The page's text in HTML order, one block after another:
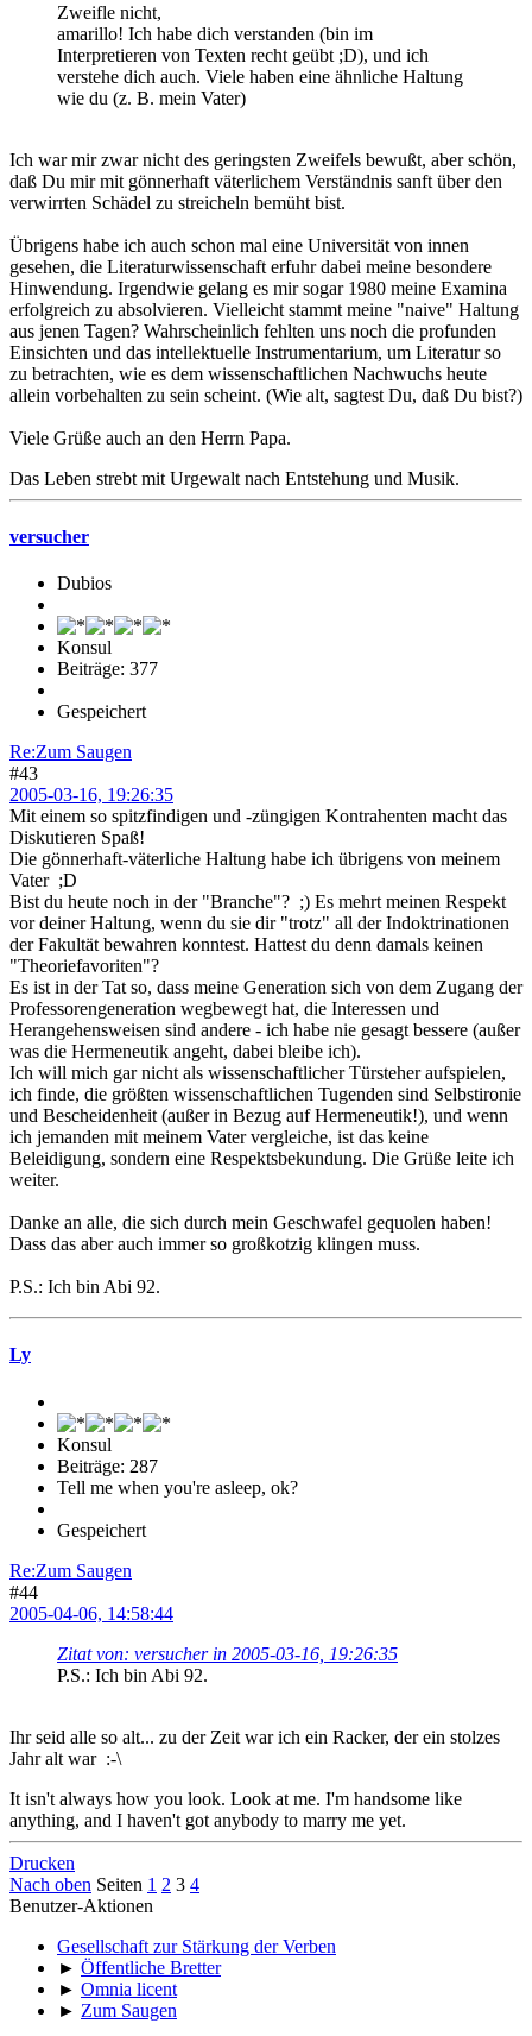
Zweifle nicht,
amarillo! Ich habe dich verstanden (bin im
Interpretieren von Texten recht geübt ;D), und ich
verstehe dich auch. Viele haben eine ähnliche Haltung
wie du (z. B. mein Vater)
Ich war mir zwar nicht des geringsten Zweifels bewußt, aber schön,
daß Du mir mit gönnerhaft väterlichem Verständnis sanft über den
verwirrten Schädel zu streicheln bemüht bist.
Übrigens habe ich auch schon mal eine Universität von innen
gesehen, die Literaturwissenschaft erfuhr dabei meine besondere
Hinwendung. Irgendwie gelang es mir sogar 1980 meine Examina
erfolgreich zu absolvieren. Vielleicht stammt meine "naive" Haltung
aus jenen Tagen? Wahrscheinlich fehlten uns noch die profunden
Einsichten und das intellektuelle Instrumentarium, um Literatur so
zu betrachten, wie es dem wissenschaftlichen Nachwuchs heute
allein vorbehalten zu sein scheint. (Wie alt, sagtest Du, daß Du bist?)
Viele Grüße auch an den Herrn Papa.
Das Leben strebt mit Urgewalt nach Entstehung und Musik.
versucher
Dubios
Konsul
Beiträge: 377
Gespeichert
Re:Zum Saugen
#43
2005-03-16, 19:26:35
Mit einem so spitzfindigen und -züngigen Kontrahenten macht das
Diskutieren Spaß!
Die gönnerhaft-väterliche Haltung habe ich übrigens von meinem
Vater ;D
Bist du heute noch in der "Branche"? ;) Es mehrt meinen Respekt
vor deiner Haltung, wenn du sie dir "trotz" all der Indoktrinationen
der Fakultät bewahren konntest. Hattest du denn damals keinen
"Theoriefavoriten"?
Es ist in der Tat so, dass meine Generation sich von dem Zugang der
Professorengeneration wegbewegt hat, die Interessen und
Herangehensweisen sind andere - ich habe nie gesagt bessere (außer
was die Hermeneutik angeht, dabei bleibe ich).
Ich will mich gar nicht als wissenschaftlicher Türsteher aufspielen,
ich finde, die größten wissenschaftlichen Tugenden sind Selbstironie
und Bescheidenheit (außer in Bezug auf Hermeneutik!), und wenn
ich jemanden mit meinem Vater vergleiche, ist das keine
Beleidigung, sondern eine Respektsbekundung. Die Grüße leite ich
weiter.
Danke an alle, die sich durch mein Geschwafel gequolen haben!
Dass das aber auch immer so großkotzig klingen muss.
P.S.: Ich bin Abi 92.
Ly
Konsul
Beiträge: 287
Tell me when you're asleep, ok?
Gespeichert
Re:Zum Saugen
#44
2005-04-06, 14:58:44
Zitat von: versucher in 2005-03-16, 19:26:35
P.S.: Ich bin Abi 92.
Ihr seid alle so alt... zu der Zeit war ich ein Racker, der ein stolzes
Jahr alt war :-\
It isn't always how you look. Look at me. I'm handsome like
anything, and I haven't got anybody to marry me yet.
Drucken
Nach oben Seiten 1 2 3 4
Benutzer-Aktionen
Gesellschaft zur Stärkung der Verben
► Öffentliche Bretter
► Omnia licent
► Zum Saugen